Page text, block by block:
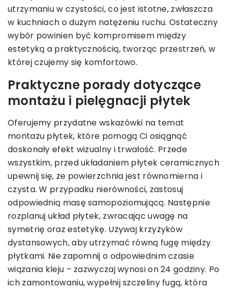
utrzymaniu w czystości, co jest istotne, zwłaszcza
w kuchniach o dużym natężeniu ruchu. Ostateczny
wybór powinien być kompromisem między
estetyką a praktycznością, tworząc przestrzeń, w
której czujemy się komfortowo.
Praktyczne porady dotyczące
montażu i pielęgnacji płytek
Oferujemy przydatne wskazówki na temat
montażu płytek, które pomogą Ci osiągnąć
doskonały efekt wizualny i trwałość. Przede
wszystkim, przed układaniem płytek ceramicznych
upewnij się, że powierzchnia jest równomierna i
czysta. W przypadku nierówności, zastosuj
odpowiednią masę samopoziomującą. Następnie
rozplanuj układ płytek, zwracając uwagę na
symetrię oraz estetykę. Używaj krzyżyków
dystansowych, aby utrzymać równą fugę między
płytkami. Nie zapomnij o odpowiednim czasie
wiązania kleju – zazwyczaj wynosi on 24 godziny. Po
ich zamontowaniu, wypełnij szczeliny fugą, która